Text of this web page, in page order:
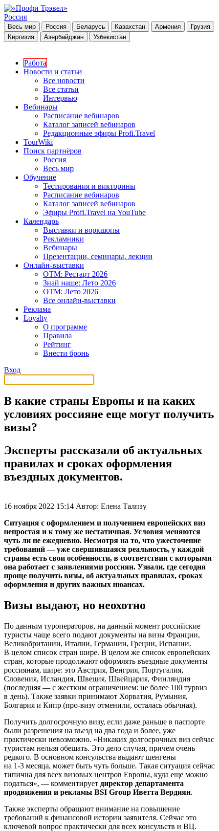
Россия
Весь мир Россия Беларусь Казахстан Армения
Грузия
Киргизия
Азербайджан Узбекистан
Работа
Новости и статьи
Все новости
Все статьи
Интервью
Вебинары
Расписание вебинаров
Каталог записей вебинаров
Редакционные эфиры Profi.Travel
TourWiki
Поиск партнёров
Россия
Весь мир
Обучение
Тестирования и викторины
Расписание вебинаров
Каталог записей вебинаров
Эфиры Profi.Travel на YouTube
Календарь
Выставки и воркшопы
Рекламники
Вебинары
Презентации, семинары, лекции
Онлайн-выставки
OTM: Рестарт 2026
Знай наше: Лето 2026
OTM: Лето 2026
Все онлайн-выставки
Реклама
Loyalty
О программе
Правила
Рейтинг
Внести бронь
Вход
В какие страны Европы и на каких
условиях россияне еще могут получить
визы?
Эксперты рассказали об актуальных
правилах и сроках оформления
въездных документов.
16 ноября 2022 15:14 Автор: Елена Талпэу
Ситуация с оформлением и получением европейских виз
непростая и к тому же нестатичная. Условия меняются
чуть ли не ежедневно. Несмотря на то, что ужесточение
требований — уже свершившаяся реальность, у каждой
страны есть свои особенности, в соответствии с которыми
она работает с заявлениями россиян. Узнали, где сегодня
проще получить визы, об актуальных правилах, сроках
оформления и других важных нюансах.
Визы выдают, но неохотно
По данным туроператоров, на данный момент российские
туристы чаще всего подают документы на визы Франции,
Великобритании, Италии, Германии, Греции, Испании.
В целом список стран шире. В целом же список европейских
стран, которые продолжают оформлять въездные документы
россиянам, шире: это Австрия, Венгрия, Португалия,
Словения, Исландия, Швеция, Швейцария, Финляндия
(последняя — с жестким ограничением: не более 100 турвиз
в день). Также заявки принимают Хорватия, Румыния,
Болгария и Кипр (про-визу отменили, осталась обычная).
Получить долгосрочную визу, если даже раньше в паспорте
были разрешения на въезд на два года и более, уже
практически невозможно. «Никаких долгосрочных виз сейчас
туристам нельзя обещать. Это дело случая, причем очень
редкого. В основном консульства выдают шенгены
на 1-3 месяца, может быть чуть больше. Такая ситуация сейчас
типична для всех визовых центров Европы, куда еще можно
податься», — комментирует директор департамента
продвижения и рекламы BSI Group Иветта Вердиян.
Также эксперты обращают внимание на повышение
требований к финансовой истории заявителя. Сейчас это
ключевой вопрос практически для всех консульств и ВЦ.